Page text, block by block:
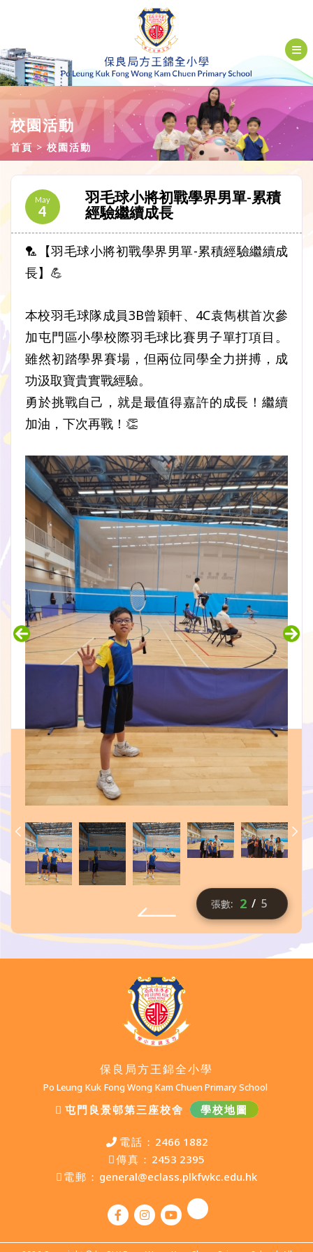
校園活動
首頁 校園活動
May
4
羽毛球小將初戰學界男單-累積
經驗繼續成長
🏸【羽毛球小將初戰學界男單-累積經驗繼續成
長】💪
本校羽毛球隊成員3B曾穎軒、4C袁雋棋首次參
加屯門區小學校際羽毛球比賽男子單打項目。
雖然初踏學界賽場，但兩位同學全力拼搏，成
功汲取寶貴實戰經驗。
勇於挑戰自己，就是最值得嘉許的成長！繼續
加油，下次再戰！👏
2 / 5
保良局方王錦全小學
Po Leung Kuk Fong Wong Kam Chuen Primary School
屯門良景邨第三座校舍 學校地圖
電話： 2466 1882
傳真： 2453 2395
電郵： general@eclass.plkfwkc.edu.hk